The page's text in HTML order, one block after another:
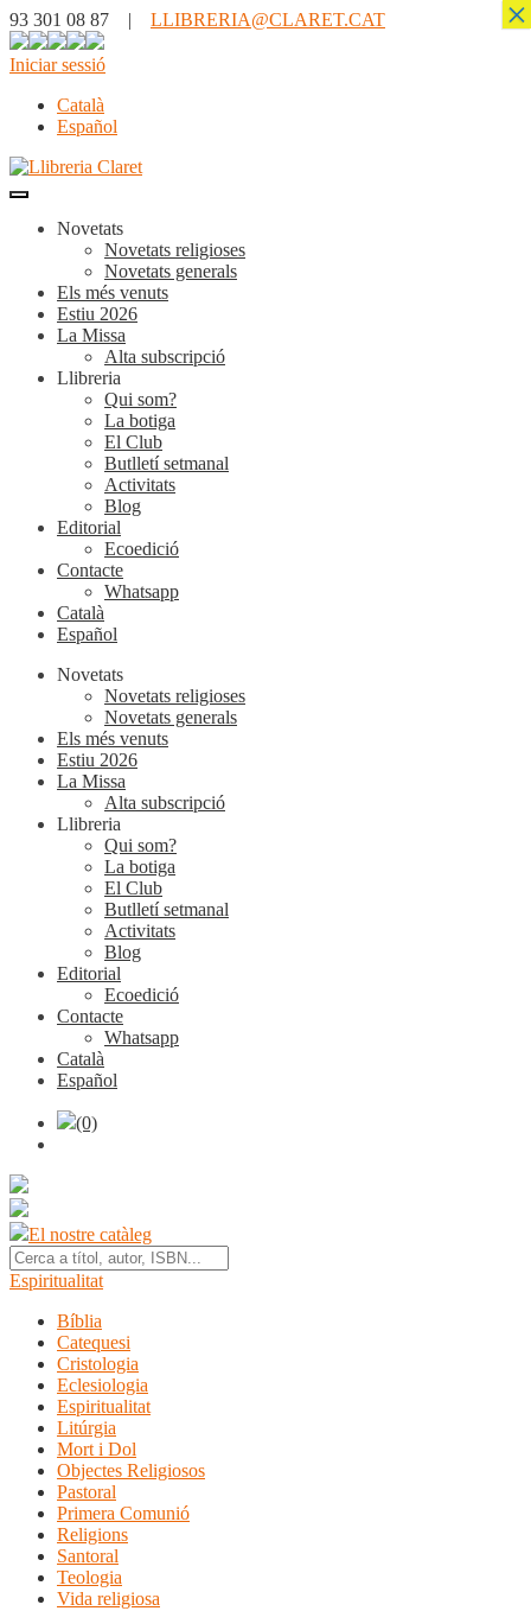
93 301 08 87 | LLIBRERIA@CLARET.CAT
Iniciar sessió
Català
Español
Novetats
Novetats religioses
Novetats generals
Els més venuts
Estiu 2026
La Missa
Alta subscripció
Llibreria
Qui som?
La botiga
El Club
Butlletí setmanal
Activitats
Blog
Editorial
Ecoedició
Contacte
Whatsapp
Català
Español
Novetats
Novetats religioses
Novetats generals
Els més venuts
Estiu 2026
La Missa
Alta subscripció
Llibreria
Qui som?
La botiga
El Club
Butlletí setmanal
Activitats
Blog
Editorial
Ecoedició
Contacte
Whatsapp
Català
Español
(0)
El nostre catàleg
Espiritualitat
Bíblia
Catequesi
Cristologia
Eclesiologia
Espiritualitat
Litúrgia
Mort i Dol
Objectes Religiosos
Pastoral
Primera Comunió
Religions
Santoral
Teologia
Vida religiosa
×